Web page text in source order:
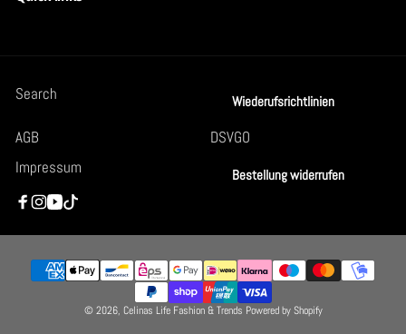
Search Wiederufsrichtlinien
AGB
DSVGO
Impressum
Bestellung widerrufen
Facebook
Instagram
YouTube
TikTok
Zahlungsmethoden
© 2026, Celinas Life Fashion & Trends Powered by Shopify